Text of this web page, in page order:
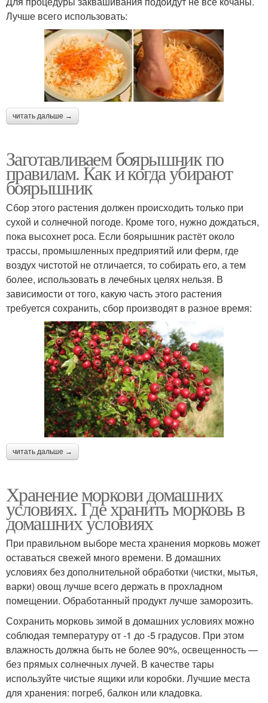
Лучше всего использовать:
читать дальше →
Заготавливаем боярышник по
правилам. Как и когда убирают
боярышник
Сбор этого растения должен происходить только при
сухой и солнечной погоде. Кроме того, нужно дождаться,
пока высохнет роса. Если боярышник растёт около
трассы, промышленных предприятий или ферм, где
воздух чистотой не отличается, то собирать его, а тем
более, использовать в лечебных целях нельзя. В
зависимости от того, какую часть этого растения
требуется сохранить, сбор производят в разное время:
читать дальше →
Хранение моркови домашних
условиях. Где хранить морковь в
домашних условиях
При правильном выборе места хранения морковь может
оставаться свежей много времени. В домашних
условиях без дополнительной обработки (чистки, мытья,
варки) овощ лучше всего держать в прохладном
помещении. Обработанный продукт лучше заморозить.
Сохранить морковь зимой в домашних условиях можно
соблюдая температуру от -1 до -5 градусов. При этом
влажность должна быть не более 90%, освещенность —
без прямых солнечных лучей. В качестве тары
используйте чистые ящики или коробки. Лучшие места
для хранения: погреб, балкон или кладовка.